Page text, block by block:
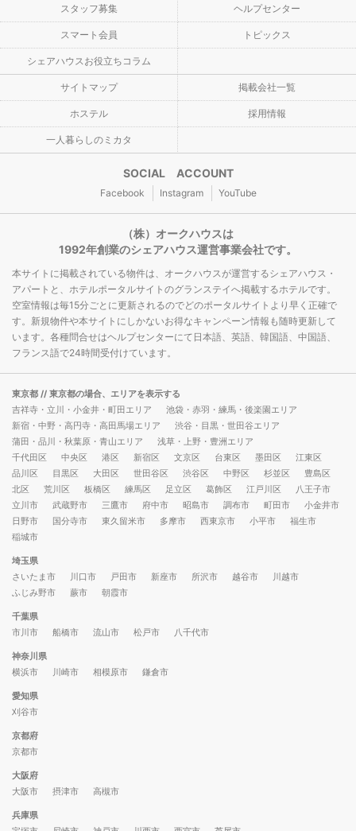
スタッフ募集 ヘルプセンター
スマート会員 トピックス
シェアハウスお役立ちコラム
サイトマップ 掲載会社一覧
ホステル 採用情報
一人暮らしのミカタ
SOCIAL ACCOUNT
Facebook Instagram YouTube
（株）オークハウスは
1992年創業のシェアハウス運営事業会社です。
本サイトに掲載されている物件は、オークハウスが運営するシェアハウス・
アパートと、ホテルポータルサイトのグランステイへ掲載するホテルです。
空室情報は毎15分ごとに更新されるのでどのポータルサイトより早く正確で
す。新規物件や本サイトにしかないお得なキャンペーン情報も随時更新して
います。各種問合せはヘルプセンターにて日本語、英語、韓国語、中国語、
フランス語で24時間受付けています。
東京都 // 東京都の場合、エリアを表示する
吉祥寺・立川・小金井・町田エリア
池袋・赤羽・練馬・後楽園エリア
新宿・中野・高円寺・高田馬場エリア
渋谷・目黒・世田谷エリア
蒲田・品川・秋葉原・青山エリア
浅草・上野・豊洲エリア
千代田区
中央区 港区 新宿区 文京区 台東区 墨田区
江東区
品川区
目黒区 大田区 世田谷区 渋谷区 中野区 杉並区
豊島区
北区
荒川区 板橋区 練馬区 足立区 葛飾区 江戸川区
八王子市
立川市
武蔵野市 三鷹市 府中市 昭島市 調布市 町田市
小金井市
日野市
国分寺市 東久留米市 多摩市 西東京市 小平市
福生市
稲城市
埼玉県
さいたま市
川口市 戸田市 新座市 所沢市 越谷市
川越市
ふじみ野市
蕨市 朝霞市
千葉県
市川市
船橋市 流山市 松戸市 八千代市
神奈川県
横浜市
川崎市 相模原市 鎌倉市
愛知県
刈谷市
京都府
京都市
大阪府
大阪市
摂津市 高槻市
兵庫県